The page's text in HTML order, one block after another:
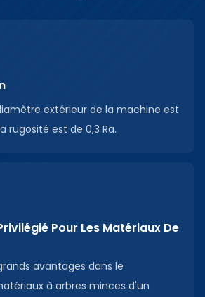
extérieur de la machine est
rugosité est de 0,3 Ra.
Pour Les Matériaux De
avantages dans le
à arbres minces d'un